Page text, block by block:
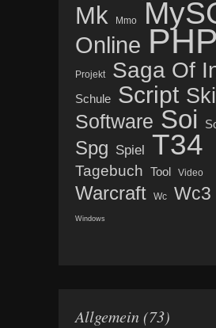
Mk Mmo
Online PHP
Projekt Saga Of
Schule Script Skill
Software Soi
Spg Spiel T34
Tagebuch Tool Video
Warcraft Wc Wc3
Windows
Allgemein(73)